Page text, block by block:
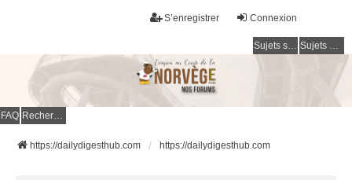
Connexion
S’enregistrer
Sujets sans réponse Sujets actifs
FAQ Rechercher
https://dailydigesthub.com https://dailydigesthub.com